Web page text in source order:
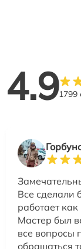
4.91799
Все сделали
работает
Мастер был
все вопросы
обращаться